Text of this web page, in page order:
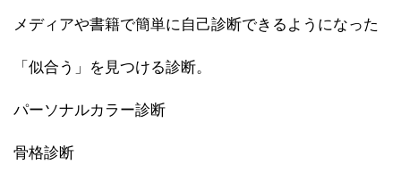
メディアや書籍で簡単に自己診断できるようになった
「似合う」を見つける診断。
パーソナルカラー診断
骨格診断